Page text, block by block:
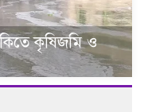
কৃষিজমি ও